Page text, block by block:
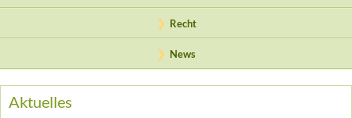
Recht
News
Aktuelles